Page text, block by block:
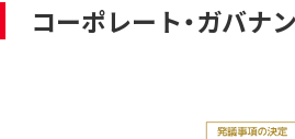
コーポレート・ガバナ